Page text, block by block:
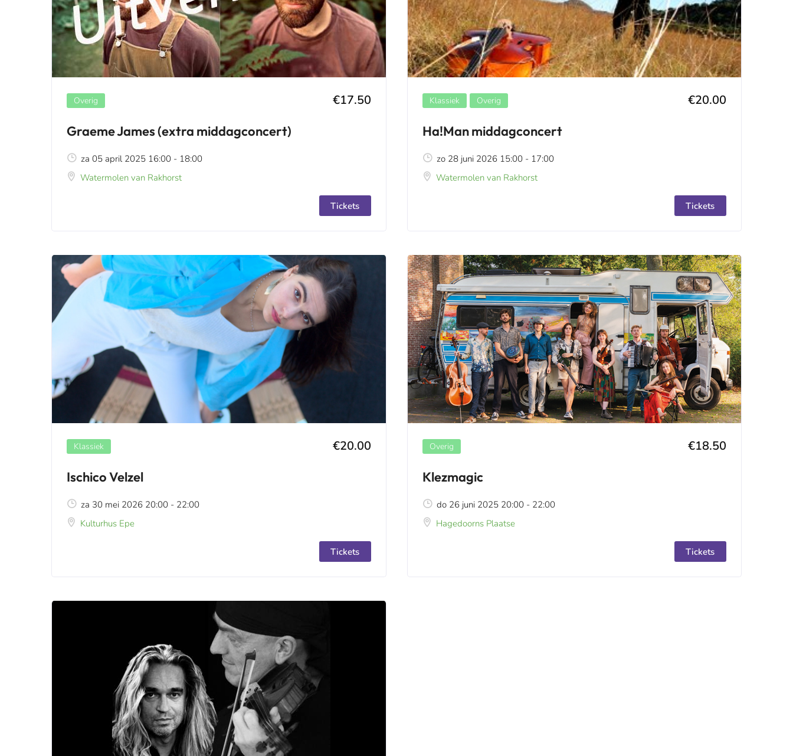
Overig €17.50
Graeme James (extra middagconcert)
Watermolen van Rakhorst
za 05 april 2025 16:00 - 18:00
Tickets
Klassiek Overig €20.00
Ha!Man middagconcert
Watermolen van Rakhorst
zo 28 juni 2026 15:00 - 17:00
Tickets
Klassiek €20.00
Ischico Velzel
Kulturhus Epe
za 30 mei 2026 20:00 - 22:00
Tickets
Overig €18.50
Klezmagic
Hagedoorns Plaatse
do 26 juni 2025 20:00 - 22:00
Tickets